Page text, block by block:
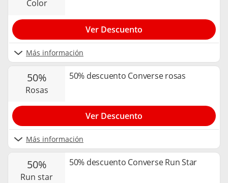
color
Más información
Ver Descuento
50%
rosas
50% descuento Converse rosas
Más información
Ver Descuento
50%
run star
50% descuento Converse Run Star